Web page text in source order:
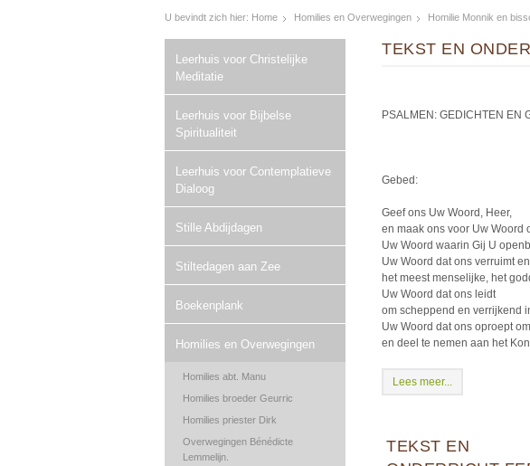
U bevindt zich hier: Home Homilies en Overwegingen Homilie Monnik en
Leerhuis voor Christelijke
Meditatie
Leerhuis voor Bijbelse
Spiritualiteit
Leerhuis voor Contemplatieve
Dialoog
Stille Abdijdagen
Stiltedagen aan Zee
Boekenplank
Homilies en Overwegingen
Homilies abt. Manu
Homilies broeder Geurric
Homilies priester Dirk
Overwegingen Bénédicte
Lemmelijn.
TEKST EN
PSALMEN: GEDICHTEN EN
Gebed:
Geef ons Uw Woord, Heer,
en maak ons voor Uw Woord
Uw Woord waarin Gij U
Uw Woord dat ons verruimt
het meest menselijke, het
Uw Woord dat ons leidt
om scheppend en verrijkend
Uw Woord dat ons oproept
en deel te nemen aan het
Lees meer...
TEKST EN